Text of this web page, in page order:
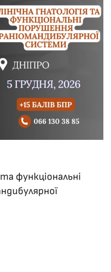
функціональні